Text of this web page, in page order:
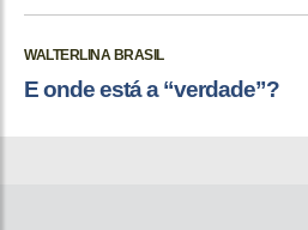
WALTERLINA BRASIL
E onde está a “verdade”?